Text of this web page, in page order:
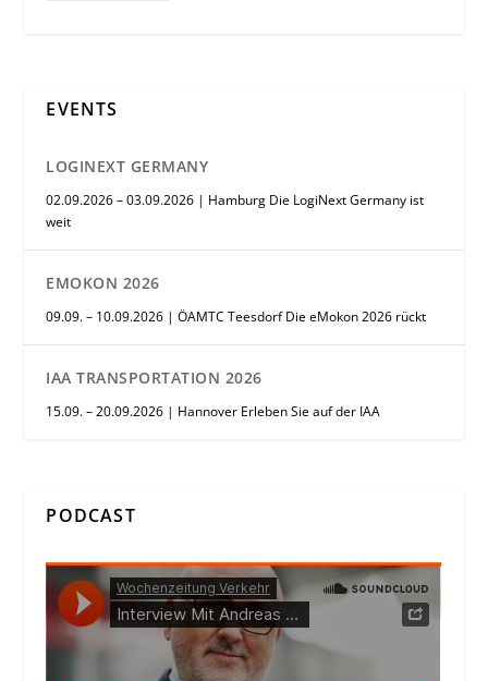
EVENTS
LOGINEXT GERMANY
02.09.2026 – 03.09.2026 | Hamburg Die LogiNext Germany ist
weit
EMOKON 2026
09.09. – 10.09.2026 | ÖAMTC Teesdorf Die eMokon 2026 rückt
IAA TRANSPORTATION 2026
15.09. – 20.09.2026 | Hannover Erleben Sie auf der IAA
PODCAST